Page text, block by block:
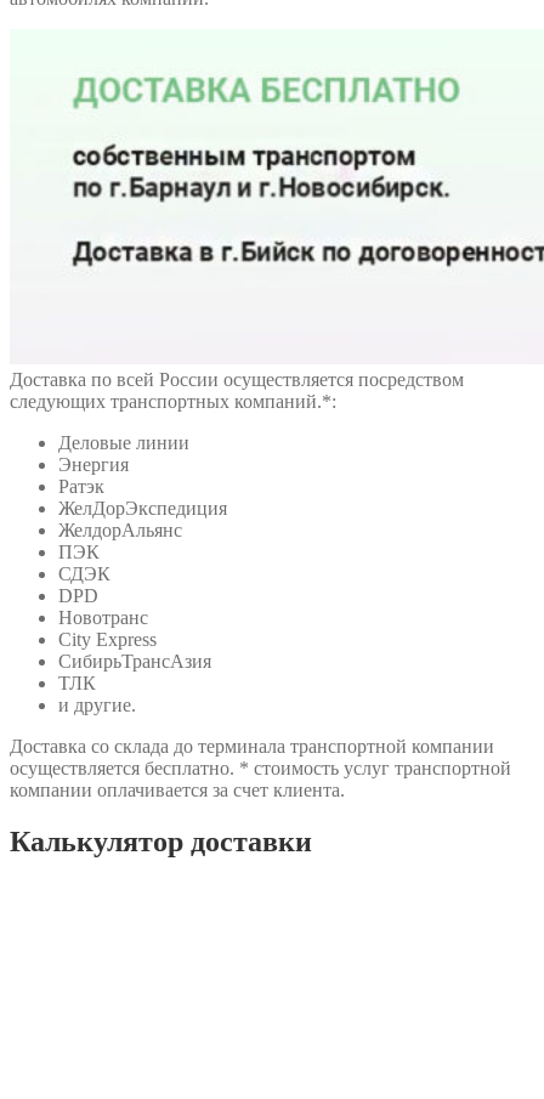
Доставка по всей России осуществляется посредством
следующих транспортных компаний.*:
Деловые линии
Энергия
Ратэк
ЖелДорЭкспедиция
ЖелдорАльянс
ПЭК
СДЭК
DPD
Новотранс
City Express
СибирьТрансАзия
ТЛК
и другие.
Доставка со склада до терминала транспортной компании
осуществляется бесплатно. * стоимость услуг транспортной
компании оплачивается за счет клиента.
Калькулятор доставки